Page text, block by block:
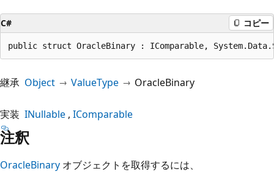
C# コピー
public struct OracleBinary : IComparable,
継承 Object ValueType OracleBinary
実装 INullable IComparable
注釈
OracleBinary オブジェクトを取得するには、